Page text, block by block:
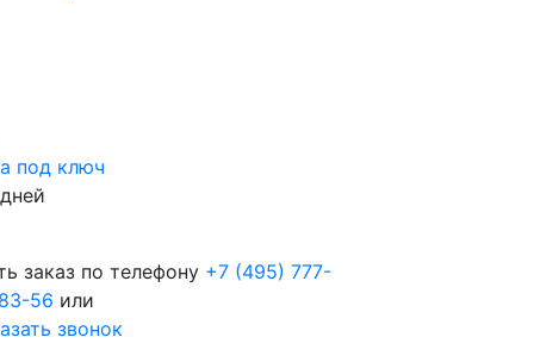
под ключ
заказ по телефону +7 (495) 777-
83-56 или
звонок